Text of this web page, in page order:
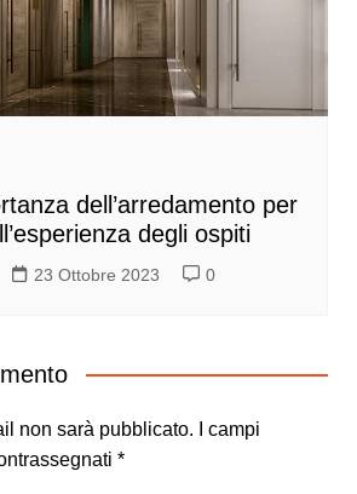
dell’arredamento per
degli ospiti
23 Ottobre 2023 0
non sarà pubblicato.
I campi
*